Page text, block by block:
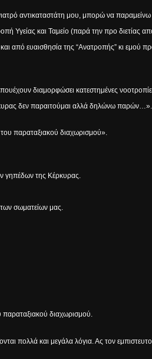
αντικαταστάτη μου, μπορώ να παραμείνω
Υγείας και Ταμείο (παρά την προ διετίας
από ευαισθησία της “Aνατροπής” κι εμού
διαμορφώσει κατεστημένες
δεν παραιτούμαι αλλά δηλώνω παρών…».
παραταξιακού διαχωρισμού».
γηπέδων της Κέρκυρας.
των σωματείων μας.
παραταξιακού διαχωρισμού.
πολλά και μεγάλα λόγια. Ας τον